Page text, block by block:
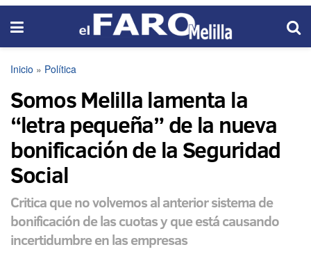
Inicio » Política
Somos Melilla lamenta la
“letra pequeña” de la nueva
bonificación de la Seguridad
Social
Critica que no volvemos al anterior sistema de
bonificación de las cuotas y que está causando
incertidumbre en las empresas